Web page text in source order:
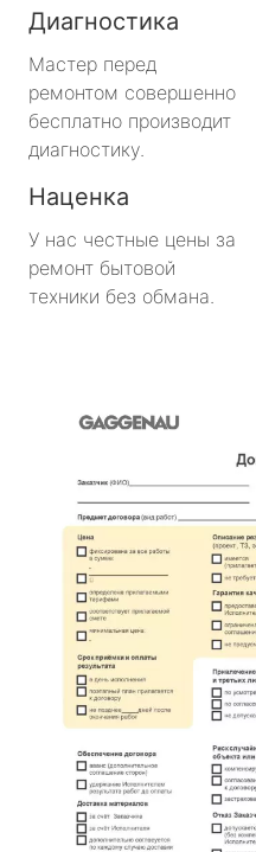
Диагностика
Мастер перед
ремонтом совершенно
бесплатно производит
диагностику.
Наценка
У нас честные цены за
ремонт бытовой
техники без обмана.